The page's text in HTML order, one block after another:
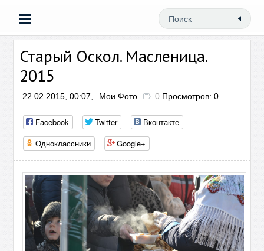
Старый Оскол. Масленица.
2015
22.02.2015, 00:07, Мои Фото 0 Просмотров: 0
Facebook Twitter
Вконтакте
Одноклассники
Google+